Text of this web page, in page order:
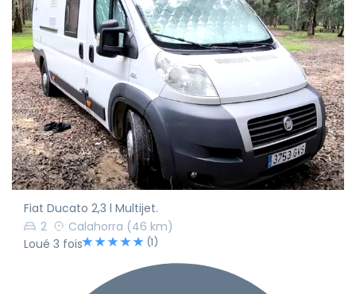
Fiat Ducato 2,3 l Multijet.
2
Calahorra (46 km)
Loué 3 fois
(1)